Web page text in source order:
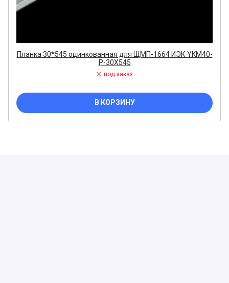
Планка 30*545 оцинкованная для ЩМП-1664 ИЭК YKM40-
P-30X545
под заказ
В КОРЗИНУ